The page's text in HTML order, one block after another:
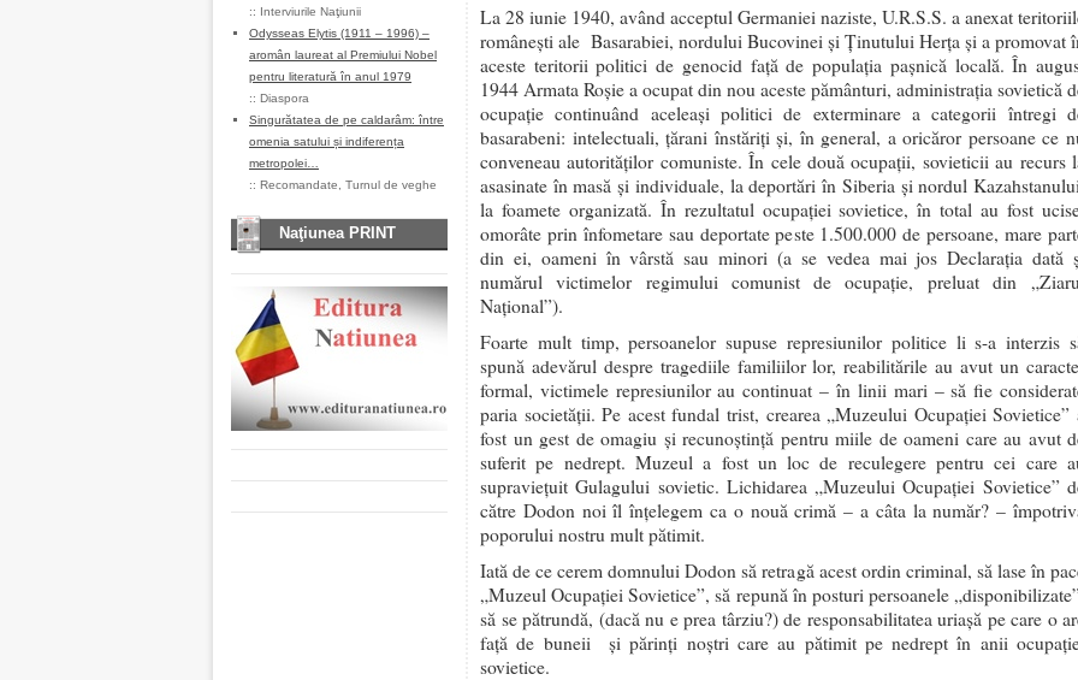
:: Interviurile Naţiunii
Odysseas Elytis (1911 – 1996) –
aromân laureat al Premiului Nobel
pentru literatură în anul 1979
:: Diaspora
Singurătatea de pe caldarâm: între
omenia satului și indiferența
metropolei…
:: Recomandate Turnul de veghe
Naţiunea PRINT
La 28 iunie 1940, având acceptul Germaniei naziste, U.R.S.S. a anexat
româneşti ale Basarabiei, nordului Bucovinei şi Ţinutului Herţa şi a promovat
aceste teritorii politici de genocid faţă de populaţia paşnică locală. În
1944 Armata Roşie a ocupat din nou aceste pământuri, administraţia sovietică
ocupaţie continuând aceleaşi politici de exterminare a categorii întregi
basarabeni: intelectuali, ţărani înstăriţi şi, în general, a oricăror persoane ce
conveneau autorităţilor comuniste. În cele două ocupaţii, sovieticii au recurs
asasinate în masă şi individuale, la deportări în Siberia şi nordul
la foamete organizată. În rezultatul ocupaţiei sovietice, în total au fost
omorâte prin înfometare sau deportate peste 1.500.000 de persoane, mare
din ei, oameni în vârstă sau minori (a se vedea mai jos Declaraţia dată
numărul victimelor regimului comunist de ocupaţie, preluat din
Naţional”).
Foarte mult timp, persoanelor supuse represiunilor politice li s-a interzis
spună adevărul despre tragediile familiilor lor, reabilitările au avut un
formal, victimele represiunilor au continuat – în linii mari – să fie
paria societăţii. Pe acest fundal trist, crearea „Muzeului Ocupaţiei Sovietice”
fost un gest de omagiu şi recunoştinţă pentru miile de oameni care au avut
suferit pe nedrept. Muzeul a fost un loc de reculegere pentru cei care
supravieţuit Gulagului sovietic. Lichidarea „Muzeului Ocupaţiei Sovietice”
către Dodon noi îl înţelegem ca o nouă crimă – a câta la număr? –
poporului nostru mult pătimit.
Iată de ce cerem domnului Dodon să retragă acest ordin criminal, să lase în
„Muzeul Ocupaţiei Sovietice”, să repună în posturi persoanele
să se pătrundă, (dacă nu e prea târziu?) de responsabilitatea uriaşă pe care o
faţă de buneii şi părinţi noştri care au pătimit pe nedrept în anii
sovietice.